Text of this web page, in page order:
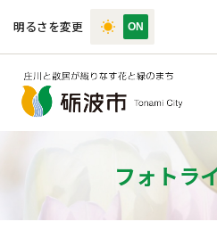
明るさを変更
フォトラ